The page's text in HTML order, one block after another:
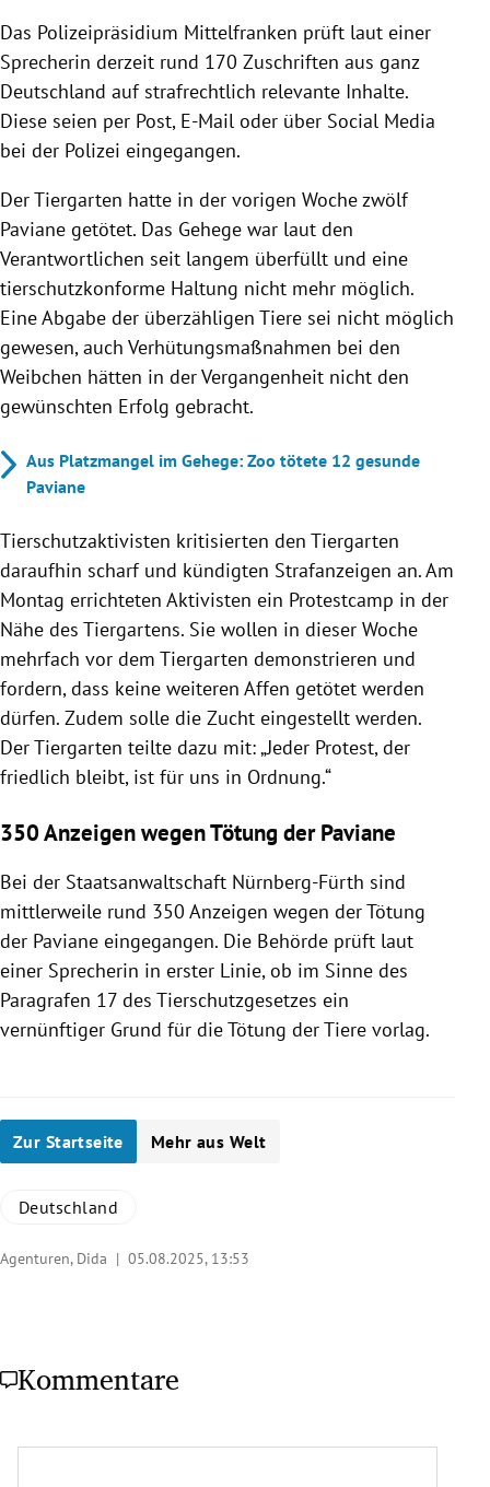
Das Polizeipräsidium Mittelfranken prüft laut einer
Sprecherin derzeit rund 170 Zuschriften aus ganz
Deutschland auf strafrechtlich relevante Inhalte.
Diese seien per Post, E-Mail oder über Social Media
bei der Polizei eingegangen.
Der Tiergarten hatte in der vorigen Woche zwölf
Paviane getötet. Das Gehege war laut den
Verantwortlichen seit langem überfüllt und eine
tierschutzkonforme Haltung nicht mehr möglich.
Eine Abgabe der überzähligen Tiere sei nicht möglich
gewesen, auch Verhütungsmaßnahmen bei den
Weibchen hätten in der Vergangenheit nicht den
gewünschten Erfolg gebracht.
Aus Platzmangel im Gehege: Zoo tötete 12 gesunde
Paviane
Tierschutzaktivisten kritisierten den Tiergarten
daraufhin scharf und kündigten Strafanzeigen an. Am
Montag errichteten Aktivisten ein Protestcamp in der
Nähe des Tiergartens. Sie wollen in dieser Woche
mehrfach vor dem Tiergarten demonstrieren und
fordern, dass keine weiteren Affen getötet werden
dürfen. Zudem solle die Zucht eingestellt werden.
Der Tiergarten teilte dazu mit: „Jeder Protest, der
friedlich bleibt, ist für uns in Ordnung.“
350 Anzeigen wegen Tötung der Paviane
Bei der Staatsanwaltschaft Nürnberg-Fürth sind
mittlerweile rund 350 Anzeigen wegen der Tötung
der Paviane eingegangen. Die Behörde prüft laut
einer Sprecherin in erster Linie, ob im Sinne des
Paragrafen 17 des Tierschutzgesetzes ein
vernünftiger Grund für die Tötung der Tiere vorlag.
Zur Startseite Mehr aus Welt
Deutschland
Agenturen, Dida | 05.08.2025, 13:53
Kommentare